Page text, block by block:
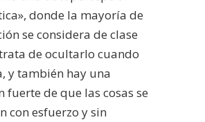
donde la mayoría de
se considera de clase
de ocultarlo cuando
y también hay una
fuerte de que las cosas se
con esfuerzo y sin